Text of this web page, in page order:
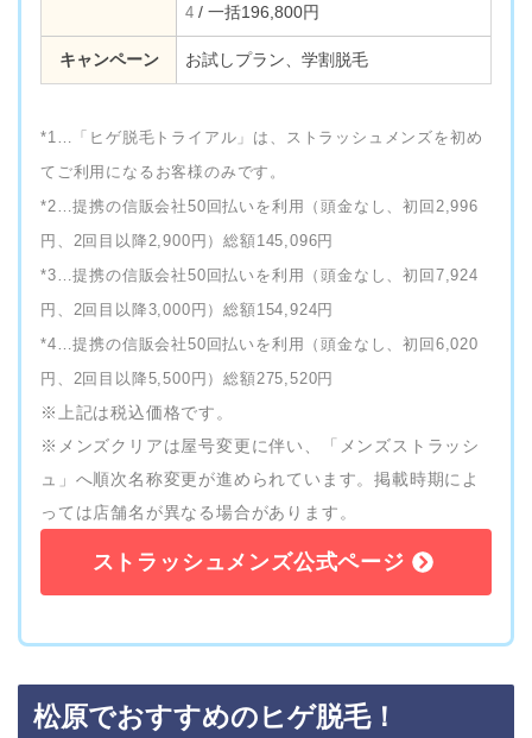
4 / 一括196,800円
キャンペーン お試しプラン、学割脱毛
*1…「ヒゲ脱毛トライアル」は、ストラッシュメンズを初め
てご利用になるお客様のみです。
*2…提携の信販会社50回払いを利用（頭金なし、初回2,996
円、2回目以降2,900円）総額145,096円
*3…提携の信販会社50回払いを利用（頭金なし、初回7,924
円、2回目以降3,000円）総額154,924円
*4…提携の信販会社50回払いを利用（頭金なし、初回6,020
円、2回目以降5,500円）総額275,520円
※上記は税込価格です。
※メンズクリアは屋号変更に伴い、「メンズストラッシ
ュ」へ順次名称変更が進められています。掲載時期によ
っては店舗名が異なる場合があります。
ストラッシュメンズ公式ページ
松原でおすすめのヒゲ脱毛！